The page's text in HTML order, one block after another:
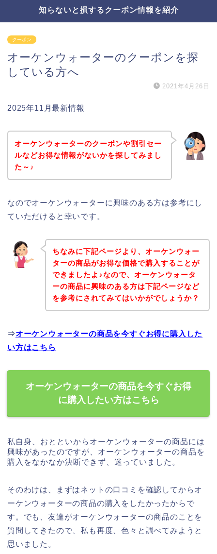
知らないと損するクーポン情報を紹介
クーポン
オーケンウォーターのクーポンを探
している方へ
2021年4月26日
2025年11月最新情報
オーケンウォーターのクーポンや割引セー
ルなどお得な情報がないかを探してみまし
た～♪
なのでオーケンウォーターに興味のある方は参考にし
ていただけると幸いです。
ちなみに下記ページより、オーケンウォー
ターの商品がお得な価格で購入することが
できましたよ♪なので、オーケンウォータ
ーの商品に興味のある方は下記ページなど
を参考にされてみてはいかがでしょうか？
⇒オーケンウォーターの商品を今すぐお得に購入した
い方はこちら
オーケンウォーターの商品を今すぐお得
に購入したい方はこちら
私自身、おとといからオーケンウォーターの商品には
興味があったのですが、オーケンウォーターの商品を
購入をなかなか決断できず、迷っていました。
そのわけは、まずはネットの口コミを確認してからオ
ーケンウォーターの商品の購入をしたかったからで
す。でも、友達がオーケンウォーターの商品のことを
質問してきたので、私も再度、色々と調べてみようと
思いました。